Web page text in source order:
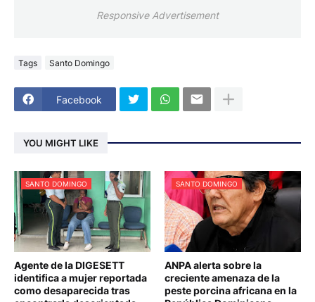
Responsive Advertisement
Tags Santo Domingo
Facebook
YOU MIGHT LIKE
SANTO DOMINGO
Agente de la DIGESETT
identifica a mujer reportada
como desaparecida tras
SANTO DOMINGO
ANPA alerta sobre la
creciente amenaza de la
peste porcina africana en la